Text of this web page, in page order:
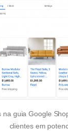
na guia Google
clientes em